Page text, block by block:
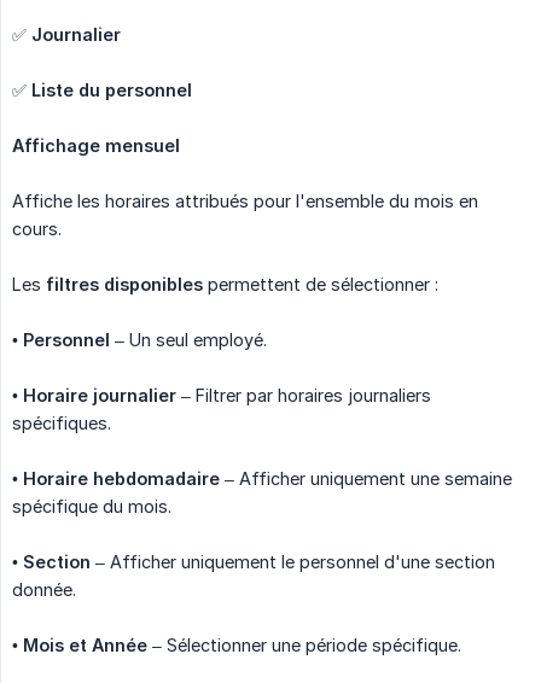
✅ Journalier
✅ Liste du personnel
Affichage mensuel
Affiche les horaires attribués pour l'ensemble du mois en
cours.
Les filtres disponibles permettent de sélectionner :
• Personnel – Un seul employé.
• Horaire journalier – Filtrer par horaires journaliers
spécifiques.
• Horaire hebdomadaire – Afficher uniquement une semaine
spécifique du mois.
• Section – Afficher uniquement le personnel d'une section
donnée.
• Mois et Année – Sélectionner une période spécifique.